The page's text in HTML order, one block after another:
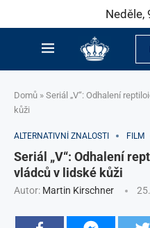
Neděle,
Domů » Seriál „V“: Odhalení
kůži
ALTERNATIVNÍ ZNALOSTI FILM
Seriál „V“: Odhalení
vládců v lidské kůži
Autor: Martin Kirschner